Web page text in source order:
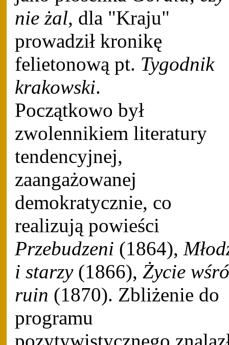
nie żal, dla "Kraju"
prowadził kronikę
felietonową pt. Tygodnik
krakowski.
Początkowo był
zwolennikiem literatury
tendencyjnej,
zaangażowanej
demokratycznie, co
realizują powieści
Przebudzeni (1864),
i starzy(1866), Życie
ruin (1870). Zbliżenie do
programu